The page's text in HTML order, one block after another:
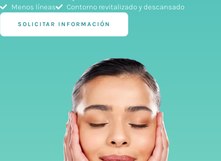
Menos líneas
Contorno revitalizado y descansado
SOLICITAR INFORMACIÓN